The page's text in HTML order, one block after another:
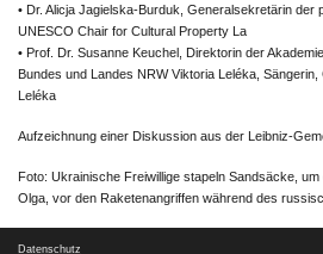
• Dr. Alicja Jagielska-Burduk, Generalsekretärin der
UNESCO Chair for Cultural Property La
• Prof. Dr. Susanne Keuchel, Direktorin der
Bundes und Landes NRW Viktoria Leléka,
Leléka
Aufzeichnung einer Diskussion aus der Leibniz-
Foto: Ukrainische Freiwillige stapeln Sandsäcke,
Olga, vor den Raketenangriffen während des
Datenschutz